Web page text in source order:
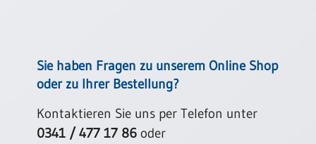
Neuerscheinungen
Einzelposter
Einzelposter
Sie haben Fragen zu unserem Online Shop
oder zu Ihrer Bestellung?
Kontaktieren Sie uns per Telefon unter
0341 / 477 17 86 oder